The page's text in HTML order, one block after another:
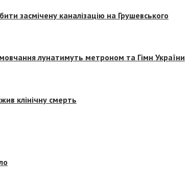
засмічену каналізацію на Грушевського
лунатимуть метроном та Гімн України
клінічну смерть